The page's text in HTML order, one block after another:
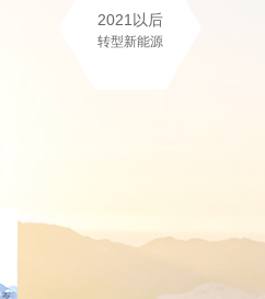
2021以后
转型新能源